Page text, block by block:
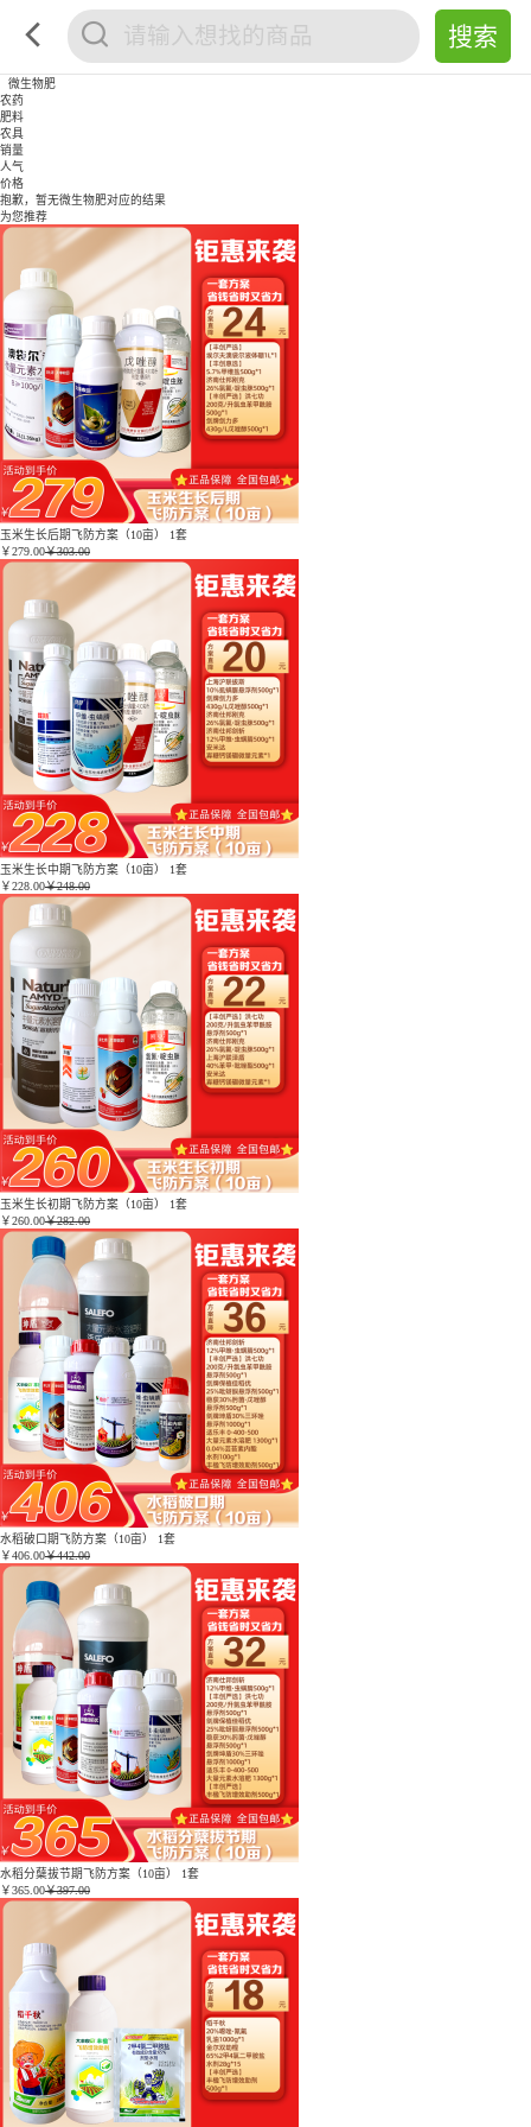
微生物肥
农药
肥料
农具
销量
人气
价格
抱歉，暂无微生物肥对应的结果
为您推荐
玉米生长后期飞防方案（10亩） 1套
￥279.00￥303.00
玉米生长中期飞防方案（10亩） 1套
￥228.00￥248.00
玉米生长初期飞防方案（10亩） 1套
￥260.00￥282.00
水稻破口期飞防方案（10亩） 1套
￥406.00￥442.00
水稻分蘖拔节期飞防方案（10亩） 1套
￥365.00￥397.00